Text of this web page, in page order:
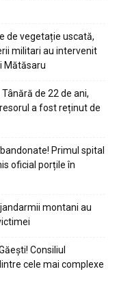
de vegetație uscată,
militari au intervenit
Mătăsaru
de 22 de ani,
a fost reținut de
Primul spital
oficial porțile în
montani au
Consiliul
cele mai complexe